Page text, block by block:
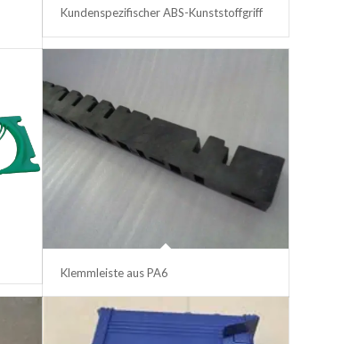
Kundenspezifischer ABS-Kunststoffgriff
Klemmleiste aus PA6